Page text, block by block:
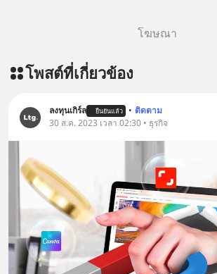
โฆษณา
โพสต์ที่เกี่ยวข้อง
ลงทุนเกิร์ล ยืนยันแล้ว • ติดตาม
30 ส.ค. 2023 เวลา 02:30 • ธุรกิจ